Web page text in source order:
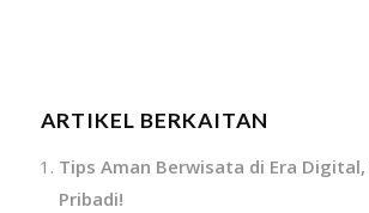
ARTIKEL BERKAITAN
Tips Aman Berwisata di Era
Pribadi!